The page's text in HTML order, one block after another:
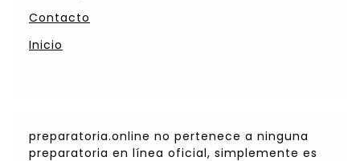
Contacto
Inicio
preparatoria.online no pertenece a ninguna
preparatoria en línea oficial, simplemente es